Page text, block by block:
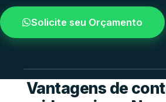
Solicite seu Orçamento
4.9 / 5.0
avaliacao dos clientes
Vantagens de